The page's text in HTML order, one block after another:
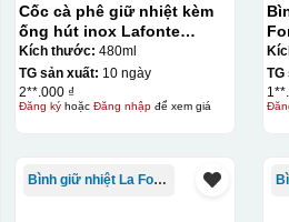
Cốc cà phê giữ nhiệt kèm
ống hút inox Lafonte
480ML – 012782
Kích thước: 480ml
TG sản xuất: 10 ngày
2**.000 ₫
Đăng kýhoặc Đăng nhậpđể xem giá
TG
Bình giữ nhiệt La Fonte